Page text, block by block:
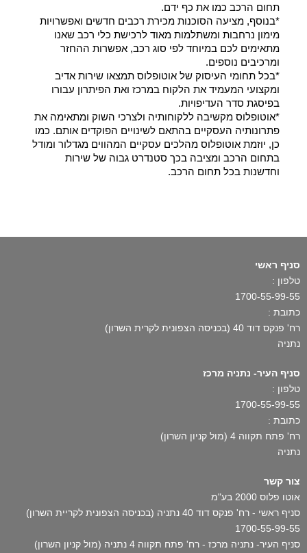
תחום הרכב כמו את כף ידם.
*בנוסף, מציעה הסוכנות מכירת רכבים חדשים ואפשרויות
מימון נרחבות ומשתלמות מאוד לרכישת כלי רכב שאנו
מתאימים לכם במיוחד לפי סוג רכב, אפשרות ההחזר
ומרכיבים נוספים.
*בכל תחומי העיסוק של אוטופלוס תמצאו שירות אדיב
ומקצועי המעמיד את הלקוח במרכז ואת הפיתרון עבורו
בפיסגת סדר העדיפויות.
*אוטופלוס מקשיבה ללקוחותיה ולצרכי השוק ומתאימה את
פתרונותיה העסקיים בהתאם לשינויים הפוקדים אותם. כמו
כן, יוזמת אוטופלוס מהלכים עסקיים המהווים מגדלור ומודל
בתחום הרכב ומציבה בכך סטנדרט גבוה של שירות
וחדשנות בכל תחום הרכב.
סניף ראשי
טלפון :
1700-55-99-55
כתובת :
רח' פנקס דוד 40 (בכניסה הצפונית לקרית השרון)
נתניה
סניף העיר- נתניה מרכז
טלפון :
1700-55-99-55
כתובת :
רח' פתח תקווה 4 (מול קניון השרון)
נתניה
צור קשר
אוטו פלוס 2000 בע"מ
סניף ראשי - רח' פנקס דוד 40 נתניה (בכניסה הצפונית לקריית השרון)
1700-55-99-55
סניף העיר- נתניה מרכז - רח' פתח תקווה 4 נתניה (מול קניון השרון)